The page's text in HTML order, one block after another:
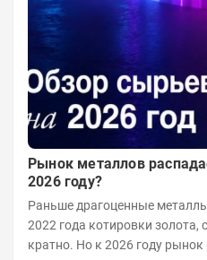
Рынок металлов
2026 году?
Раньше драгоценные
2022 года котировки
кратно. Но к 2026 году